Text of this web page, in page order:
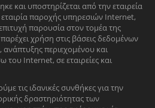
και υποστηρίζεται από την εταιρεία
παροχής υπηρεσιών Internet,
παρουσία στον τομέα της
χρήση στις βάσεις δεδομένων
ανάπτυξης περιεχομένου και
του Internet, σε εταιρείες και
τις ιδανικές συνθήκες για την
δραστηριότητας των